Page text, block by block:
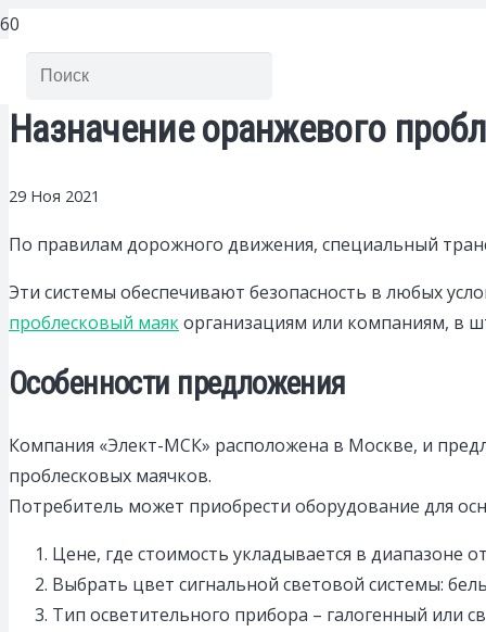
Назначение оранжевого
29 Ноя 2021
По правилам дорожного движения, специальный
Эти системы обеспечивают безопасность в любых
проблесковый маякорганизациям или компаниям, в
Особенности предложения
Компания «Элект-МСК» расположена в Москве, и
проблесковых маячков.
Потребитель может приобрести оборудование для
Цене, где стоимость укладывается в диапазоне
Выбрать цвет сигнальной световой системы:
Тип осветительного прибора – галогенный или